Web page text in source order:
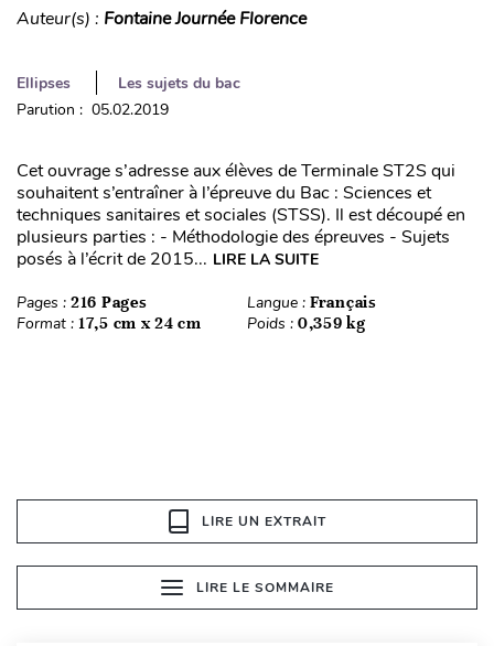
Auteur(s) : Fontaine Journée Florence
Ellipses
Les sujets du bac
Parution : 05.02.2019
Cet ouvrage s’adresse aux élèves de Terminale ST2S qui
souhaitent s’entraîner à l’épreuve du Bac : Sciences et
techniques sanitaires et sociales (STSS). Il est découpé en
plusieurs parties : - Méthodologie des épreuves - Sujets
posés à l’écrit de 2015... LIRE LA SUITE
Pages : 216 Pages Langue : Français
Format : 17,5 cm x 24 cm Poids : 0,359 kg
LIRE UN EXTRAIT
LIRE LE SOMMAIRE